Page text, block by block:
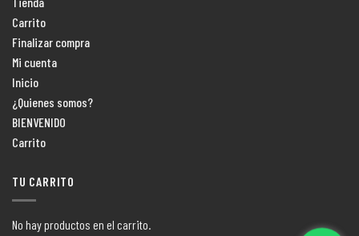
Carrito
Finalizar compra
Mi cuenta
Inicio
¿Quienes somos?
BIENVENIDO
Carrito
TU CARRITO
No hay productos en el carrito.